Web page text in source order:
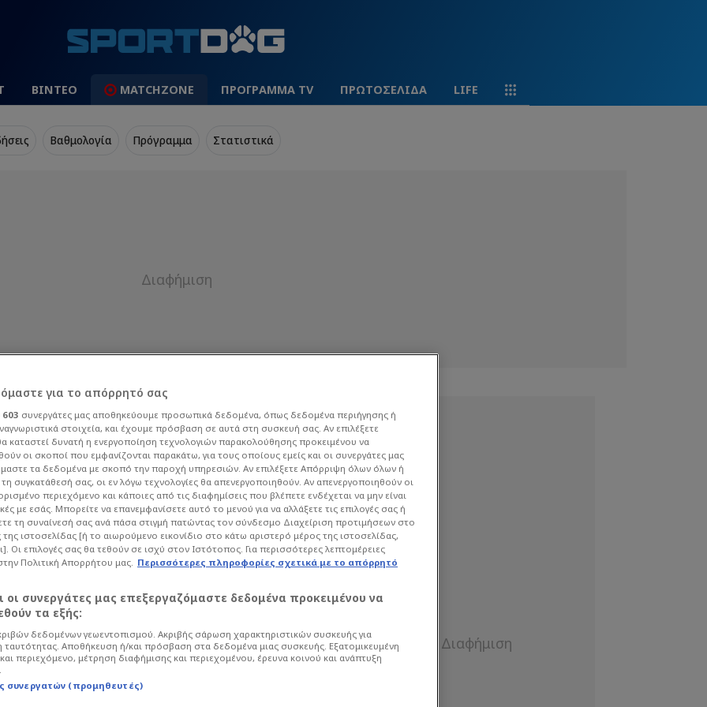
ΒΙΝΤΕΟ MATCHZONE ΠΡΟΓΡΑΜΜΑ TV ΠΡΩΤΟΣΕΛΙΔΑ LIFE
Βαθμολογία Πρόγραμμα Στατιστικά
στα
μπουθ πριν από το
ΑΕΚ
UEFA Conference League
ενός παλιού, παραδοσιακού
στους χώρους εργασίας
ερωτήματα για το πώς το γήπεδο
αγώνες ευρωπαϊκών διοργανώσεων,
φάσης του Conference League.
για το απόρρητό σας
603 συνεργάτες μας αποθηκεύουμε προσωπικά δεδομένα, όπως δεδομένα περιήγησης ή
στοιχεία, και έχουμε πρόσβαση σε αυτά στη συσκευή σας. Αν επιλέξετε
καταστεί δυνατή η ενεργοποίηση τεχνολογιών παρακολούθησης προκειμένου να
οι σκοποί που εμφανίζονται παρακάτω, για τους οποίους εμείς και οι συνεργάτες μας
τα δεδομένα με σκοπό την παροχή υπηρεσιών. Αν επιλέξετε Απόρριψη όλων όλων ή
συγκατάθεσή σας, οι εν λόγω τεχνολογίες θα απενεργοποιηθούν. Αν απενεργοποιηθούν οι
περιεχόμενο και κάποιες από τις διαφημίσεις που βλέπετε ενδέχεται να μην είναι
με εσάς. Μπορείτε να επανεμφανίσετε αυτό το μενού για να αλλάξετε τις επιλογές σας ή
τη συναίνεσή σας ανά πάσα στιγμή πατώντας τον σύνδεσμο Διαχείριση προτιμήσεων στο
ιστοσελίδας [ή το αιωρούμενο εικονίδιο στο κάτω αριστερό μέρος της ιστοσελίδας,
Οι επιλογές σας θα τεθούν σε ισχύ στον Ιστότοπος. Για περισσότερες λεπτομέρειες
Πολιτική Απορρήτου μας. Περισσότερες πληροφορίες σχετικά με το απόρρητό
οι συνεργάτες μας επεξεργαζόμαστε δεδομένα προκειμένου να
τα εξής:
δεδομένων γεωεντοπισμού. Ακριβής σάρωση χαρακτηριστικών συσκευής για
ταυτότητας. Αποθήκευση ή/και πρόσβαση στα δεδομένα μιας συσκευής. Εξατομικευμένη
περιεχόμενο, μέτρηση διαφήμισης και περιεχομένου, έρευνα κοινού και ανάπτυξη
συνεργατών (προμηθευτές)